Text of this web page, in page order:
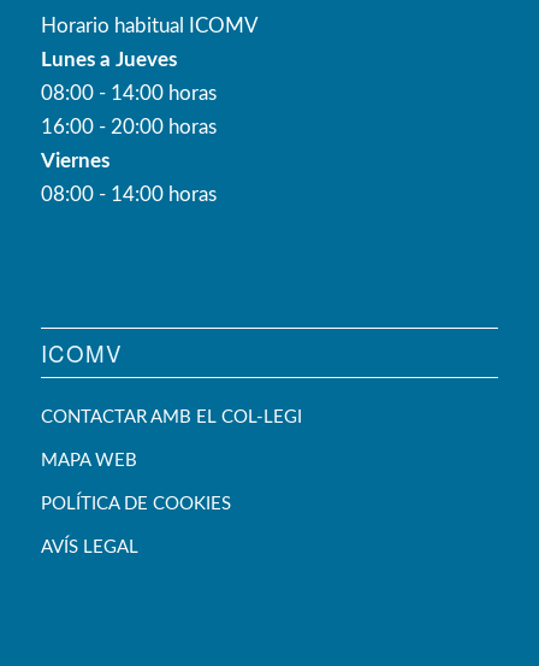
Horario habitual ICOMV
Lunes a Jueves
08:00 - 14:00 horas
16:00 - 20:00 horas
Viernes
08:00 - 14:00 horas
ICOMV
CONTACTAR AMB EL COL-LEGI
MAPA WEB
POLÍTICA DE COOKIES
AVÍS LEGAL